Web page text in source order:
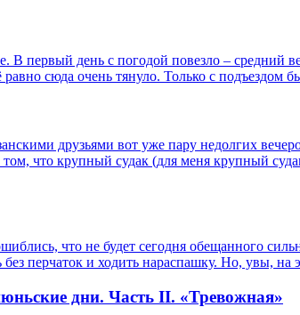
первый день с погодой повезло – средний
сюда очень тянуло. Только с
друзьями вот уже пару недолгих
что крупный судак (для меня крупный
что не будет сегодня обещанного
перчаток и ходить нараспашку. Но, увы, на
дни. Часть II. «Тревожная»